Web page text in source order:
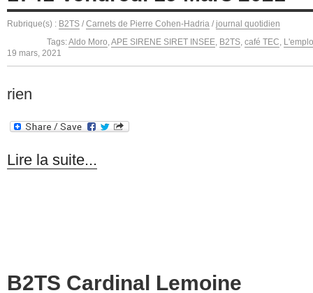
Rubrique(s) : B2TS / Carnets de Pierre Cohen-Hadria / journal quotidien
Tags:Aldo Moro,APE SIRENE SIRET INSEE, B2TS, café TEC,
19 mars, 2021
rien
Lire la suite...
B2TS Cardinal Lemoine